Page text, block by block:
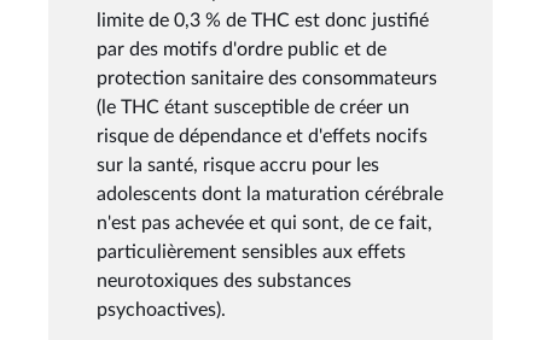
limite de 0,3 % de THC est donc justifié
par des motifs d'ordre public et de
protection sanitaire des consommateurs
(le THC étant susceptible de créer un
risque de dépendance et d'effets nocifs
sur la santé, risque accru pour les
adolescents dont la maturation cérébrale
n'est pas achevée et qui sont, de ce fait,
particulièrement sensibles aux effets
neurotoxiques des substances
psychoactives).